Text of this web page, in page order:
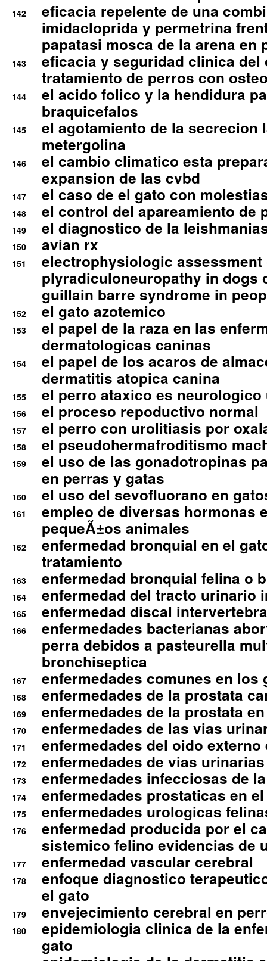
142
eficacia repelente de una
imidacloprida y permetrina
papatasi mosca de la arena en
143
eficacia y seguridad clinica del
tratamiento de perros con
144
el acido folico y la hendidura
braquicefalos
145
el agotamiento de la secrecion
metergolina
146
el cambio climatico esta
expansion de las cvbd
147 el caso de el gato con
148 el control del apareamiento de
149 el diagnostico de la
150 avian rx
151
electrophysiologic assessment
plyradiculoneuropathy in dogs
guillain barre syndrome in
152 el gato azotemico
153
el papel de la raza en las
dermatologicas caninas
154
el papel de los acaros de
dermatitis atopica canina
155 el perro ataxico es
156 el proceso repoductivo normal
157 el perro con urolitiasis por
158 el pseudohermafroditismo
159
el uso de las gonadotropinas
en perras y gatas
160 el uso del sevofluorano en
161
empleo de diversas hormonas
pequeÃ±os animales
162
enfermedad bronquial en el
tratamiento
163 enfermedad bronquial felina o
164 enfermedad del tracto urinario
165 enfermedad discal
166
enfermedades bacterianas
perra debidos a pasteurella
bronchiseptica
167 enfermedades comunes en los
168 enfermedades de la prostata
169 enfermedades de la prostata
170 enfermedades de las vias
171 enfermedades del oido
172 enfermedades de vias
173 enfermedades infecciosas de
174 enfermedades prostaticas en
175 enfermedades urologicas
176
enfermedad producida por el
sistemico felino evidencias de
177 enfermedad vascular cerebral
178
enfoque diagnostico
el gato
179 envejecimiento cerebral en
180
epidemiologia clinica de la
gato